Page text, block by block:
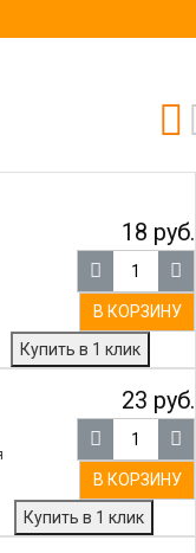
18 руб.
В КОРЗИНУ
Купить в 1 клик
23 руб.
В КОРЗИНУ
Купить в 1 клик